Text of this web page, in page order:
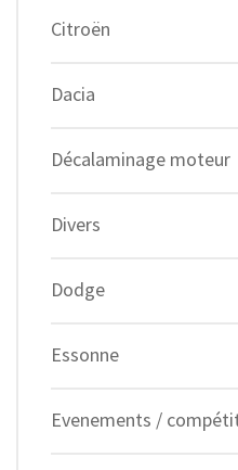
Citroën
Dacia
Décalaminage moteur
Divers
Dodge
Essonne
Evenements /